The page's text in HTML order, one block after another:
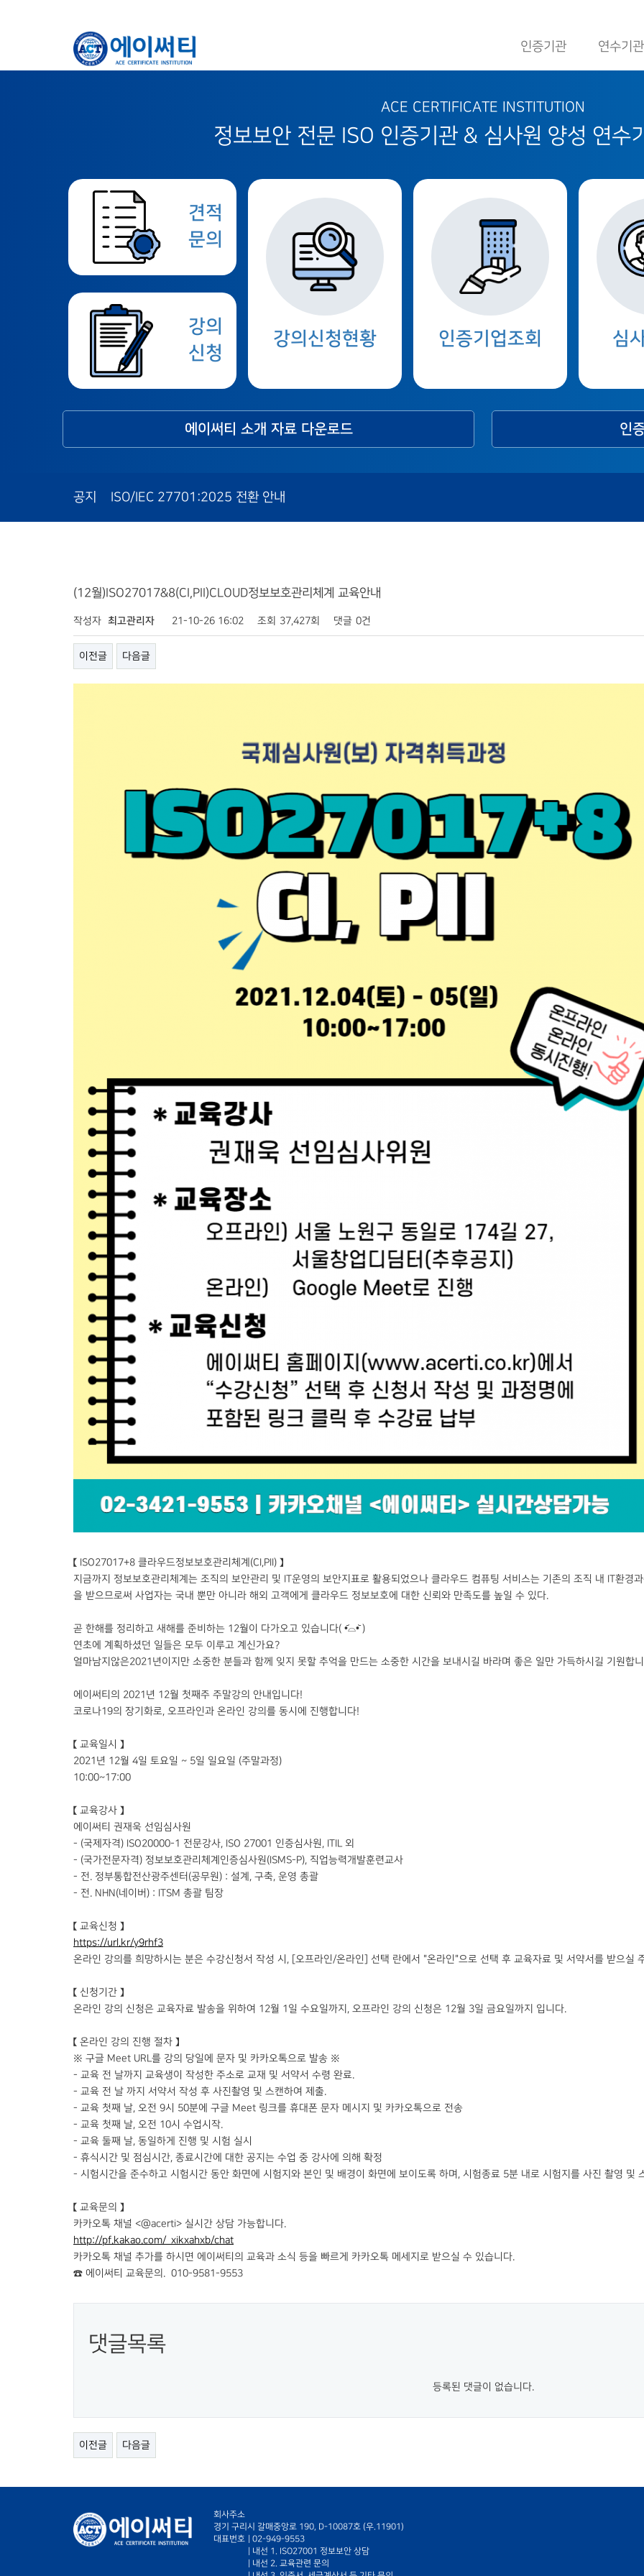
인증기관 연수기관
ACE CERTIFICATE INSTITUTION
정보보안 전문 ISO 인증기관 & 심사원 양성 연수
강의신청현황 인증기업조회 심
견적
문의
강의
신청
에이써티 소개 자료 다운로드 인
공지 ISO/IEC 27701:2025 전환 안내
(12월)ISO27017&8(CI,PII)CLOUD정보보호관리체계 교육안내
작성자 최고관리자 21-10-26 16:02 조회 37,427회 댓글 0건
이전글 다음글
【 ISO27017+8 클라우드정보보호관리체계(CI,PII) 】
지금까지 정보보호관리체계는 조직의 보안관리 및 IT운영의 보안지표로 활용되었으나 클라우드 컴퓨팅 서비스는 기존의 조직 내 IT환경
을 받으므로써 사업자는 국내 뿐만 아니라 해외 고객에게 클라우드 정보보호에 대한 신뢰와 만족도를 높일 수 있다.
곧 한해를 정리하고 새해를 준비하는 12월이 다가오고 있습니다( •᷄⌓•᷅ )
연초에 계획하셨던 일들은 모두 이루고 계신가요?
얼마남지않은2021년이지만 소중한 분들과 함께 잊지 못할 추억을 만드는 소중한 시간을 보내시길 바라며 좋은 일만 가득하시길 기원합
에이써티의 2021년 12월 첫째주 주말강의 안내입니다!
코로나19의 장기화로, 오프라인과 온라인 강의를 동시에 진행합니다!
【 교육일시 】
2021년 12월 4일 토요일 ~ 5일 일요일 (주말과정)
10:00~17:00
【 교육강사 】
에이써티 권재욱 선임심사원​
- ​(국제자격) ISO20000-1 전문강사, ISO 27001 인증심사원, ITIL 외
- (국가전문자격) 정보보호관리체계인증심사원(ISMS-P), 직업능력개발훈련교사
- 전. 정부통합전산광주센터(공무원) : 설계, 구축, 운영 총괄
- 전. NHN(네이버) : ITSM 총괄 팀장
【 교육신청 】
https://url.kr/y9rhf3
온라인 강의를 희망하시는 분은 수강신청서 작성 시, [오프라인/온라인] 선택 란에서 "​온라인"으로 선택 후 교육자료 및 서약서를 받으실
【 신청기간 】
온라인 강의 신청은 교육자료 발송을 위하여 12월 1일 수요일까지, 오프라인 강의 신청은 12월 3일 금요일까지 입니다.
【 온라인 강의 진행 절차 】
※ 구글 Meet URL를 강의 당일에 문자 및 카카오톡으로 발송 ※
- 교육 전 날까지 교육생이 작성한 주소로 교재 및 서약서 수령 완료.
- 교육 전 날 까지 서약서 작성 후 사진촬영 및 스캔하여 제출.
- 교육 첫째 날, 오전 9시 50분에 구글 Meet 링크를 휴대폰 문자 메시지 및 카카오톡으로 전송
- 교육 첫째 날, 오전 10시 수업시작.
- 교육 둘째 날, 동일하게 진행 및 시험 실시
- 휴식시간 및 점심시간, 종료시간에 대한 공지는 수업 중 강사에 의해 확정
- 시험시간을 준수하고 시험시간 동안 화면에 시험지와 본인 및 배경이 화면에 보이도록 하며, 시험종료 5분 내로 시험지를 사진 촬영 및
【 교육문의 】
카카오톡 채널 <@acerti> 실시간 상담 가능합니다.
http://pf.kakao.com/_xikxahxb/chat
카카오톡 채널 추가를 하시면 에이써티의 교육과 소식 등을 빠르게 카카오톡 메세지로 받으실 수 있습니다.
☎ 에이써티 교육문의. 010-9581-9553
댓글목록
등록된 댓글이 없습니다.
이전글 다음글
회사주소
경기 구리시 갈매중앙로 190, D-10087호 (우.11901)
대표번호
02-949-9553
| 내선 1. ISO27001 정보보안 상담
| 내선 2. 교육관련 문의